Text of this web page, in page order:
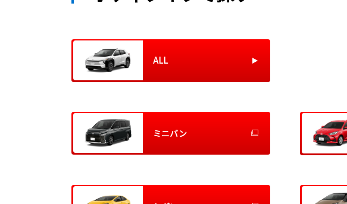
ALL
ミニバン